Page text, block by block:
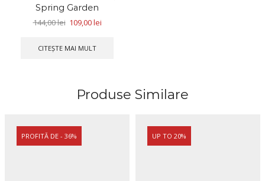
Spring Garden
144,00lei 109,00lei
CITEȘTE MAI MULT
Produse Similare
PROFITĂ DE - 36% UP TO 20%